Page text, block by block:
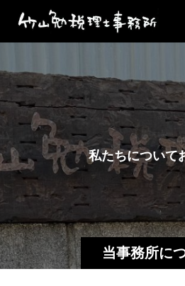
当事務所に
私たちについてお伝